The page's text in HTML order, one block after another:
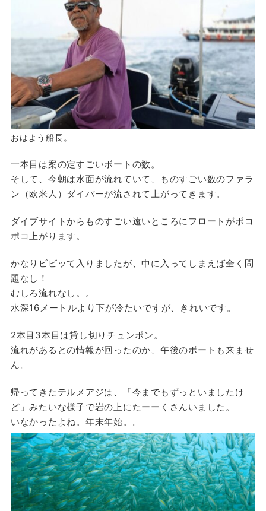
おはよう船長。
一本目は案の定すごいボートの数。
そして、今朝は水面が流れていて、ものすごい数のファラ
ン（欧米人）ダイバーが流されて上がってきます。
ダイブサイトからものすごい遠いところにフロートがポコ
ポコ上がります。
かなりビビッて入りましたが、中に入ってしまえば全く問
題なし！
むしろ流れなし。。
水深16メートルより下が冷たいですが、きれいです。
2本目3本目は貸し切りチュンポン。
流れがあるとの情報が回ったのか、午後のボートも来ませ
ん。
帰ってきたテルメアジは、「今までもずっといましたけ
ど」みたいな様子で岩の上にたーーくさんいました。
いなかったよね。年末年始。。